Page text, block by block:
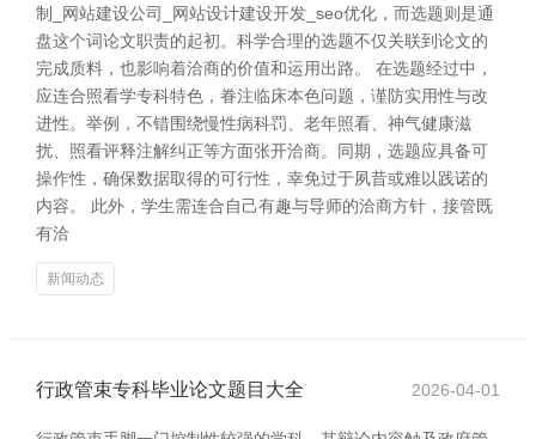
制_网站建设公司_网站设计建设开发_seo优化，而选题则是通
盘这个词论文职责的起初。科学合理的选题不仅关联到论文的
完成质料，也影响着洽商的价值和运用出路。 在选题经过中，
应连合照看学专科特色，眷注临床本色问题，谨防实用性与改
进性。举例，不错围绕慢性病科罚、老年照看、神气健康滋
扰、照看评释注解纠正等方面张开洽商。同期，选题应具备可
操作性，确保数据取得的可行性，幸免过于夙昔或难以践诺的
内容。 此外，学生需连合自己有趣与导师的洽商方针，接管既
有洽
新闻动态
行政管束专科毕业论文题目大全 2026-04-01